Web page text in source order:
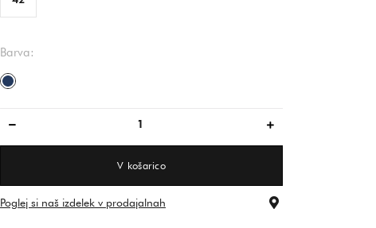
Barva:
temno modra
V košarico
Poglej si naš izdelek v prodajalnah